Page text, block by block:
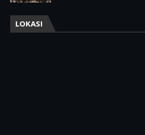
LOKASI